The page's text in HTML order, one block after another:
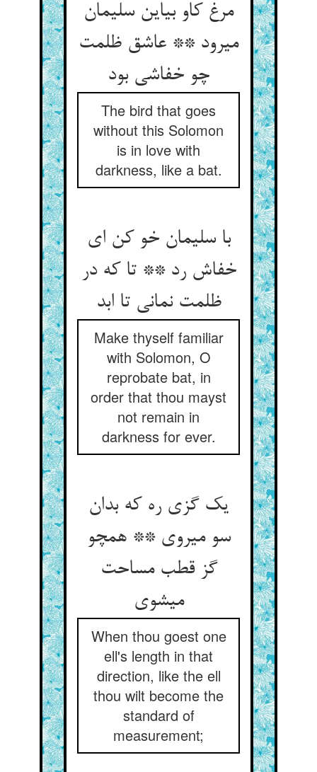
مرغ کاو بی‏این سلیمان
می‏رود ** عاشق ظلمت
چو خفاشی بود
The bird that goes
without this Solomon
is in love with
darkness, like a bat.
با سلیمان خو کن ای
خفاش رد ** تا که در
ظلمت نمانی تا ابد
Make thyself familiar
with Solomon, O
reprobate bat, in
order that thou mayst
not remain in
darkness for ever.
یک گزی ره که بدان
سو می‏روی ** همچو
گز قطب مساحت
می‏شوی‏
When thou goest one
ell's length in that
direction, like the ell
thou wilt become the
standard of
measurement;